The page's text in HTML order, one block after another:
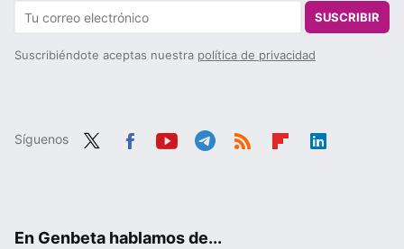
SUSCRIBIR
Suscribiéndote aceptas nuestra política de privacidad
Síguenos
En Genbeta hablamos de...